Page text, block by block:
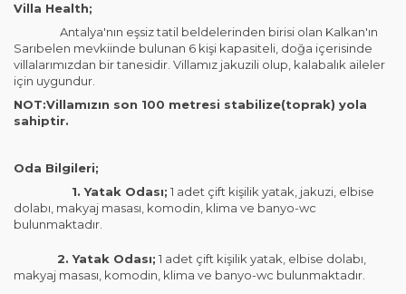
Villa Health;
Antalya'nın eşsiz tatil beldelerinden birisi olan Kalkan'ın
Sarıbelen mevkiinde bulunan 6 kişi kapasiteli, doğa içerisinde
villalarımızdan bir tanesidir. Villamız jakuzili olup, kalabalık aileler
için uygundur.
NOT:Villamızın son 100 metresi stabilize(toprak) yola
sahiptir.
Oda Bilgileri;
1. Yatak Odası; 1 adet çift kişilik yatak, jakuzi, elbise
dolabı, makyaj masası, komodin, klima ve banyo-wc
bulunmaktadır.
2. Yatak Odası; 1 adet çift kişilik yatak, elbise dolabı,
makyaj masası, komodin, klima ve banyo-wc bulunmaktadır.